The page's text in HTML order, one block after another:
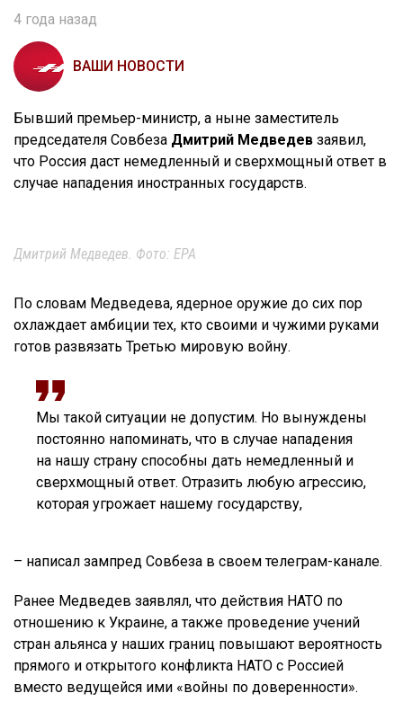
4 года назад
ВАШИ НОВОСТИ
Бывший премьер-министр, а ныне заместитель
председателя Совбеза Дмитрий Медведев заявил,
что Россия даст немедленный и сверхмощный ответ в
случае нападения иностранных государств.
Дмитрий Медведев. Фото: ЕРА
По словам Медведева, ядерное оружие до сих пор
охлаждает амбиции тех, кто своими и чужими руками
готов развязать Третью мировую войну.
Мы такой ситуации не допустим. Но вынуждены
постоянно напоминать, что в случае нападения
на нашу страну способны дать немедленный и
сверхмощный ответ. Отразить любую агрессию,
которая угрожает нашему государству,
– написал зампред Совбеза в своем телеграм-канале.
Ранее Медведев заявлял, что действия НАТО по
отношению к Украине, а также проведение учений
стран альянса у наших границ повышают вероятность
прямого и открытого конфликта НАТО с Россией
вместо ведущейся ими «войны по доверенности».